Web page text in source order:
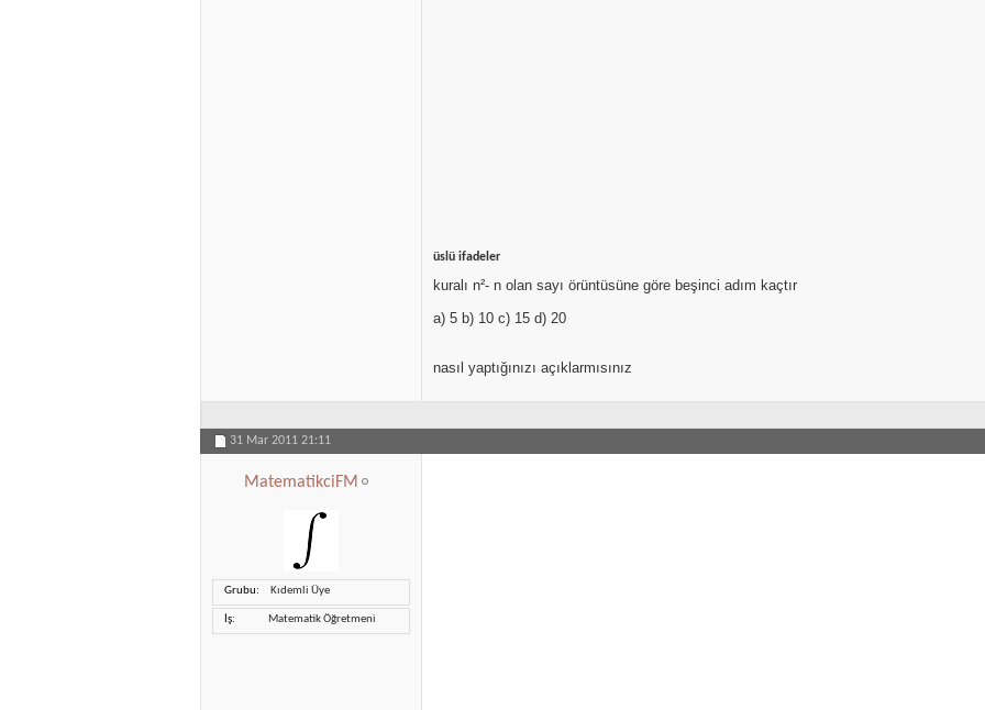
üslü ifadeler
kuralı n²- n olan sayı örüntüsüne göre beşinci adım kaçtır
a) 5 b) 10 c) 15 d) 20
nasıl yaptığınızı açıklarmısınız
31 Mar 2011 21:11
MatematikciFM
Grubu Kıdemli Üye
İş Matematik Öğretmeni